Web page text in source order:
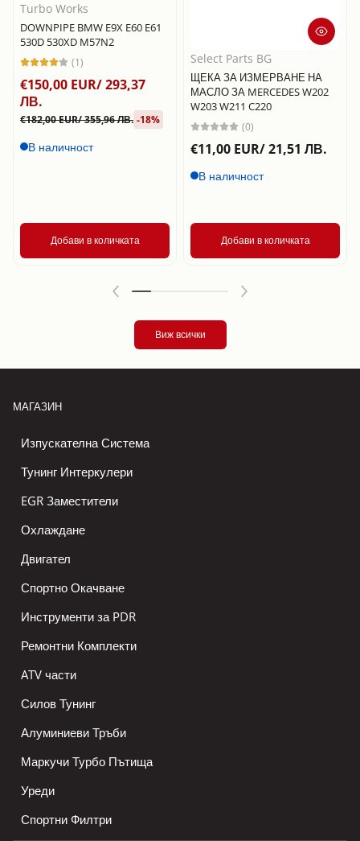
Turbo Works
DOWNPIPE BMW E9X E60 E61
530D 530XD M57N2
(1)
€150,00 EUR/ 293,37
ЛВ.
€182,00 EUR/ 355,96 ЛВ. -18%
В наличност
Добави в количката
Select Parts BG
ЩЕКА ЗА ИЗМЕРВАНЕ НА
МАСЛО ЗА MERCEDES W202
W203 W211 C220
(0)
€11,00 EUR/ 21,51 ЛВ.
В наличност
Добави в количката
Виж всички
МАГАЗИН
Изпускателна Система
Тунинг Интеркулери
EGR Заместители
Охлаждане
Двигател
Спортно Окачване
Инструменти за PDR
Ремонтни Комплекти
ATV части
Силов Тунинг
Алуминиеви Тръби
Маркучи Турбо Пътища
Уреди
Спортни Филтри